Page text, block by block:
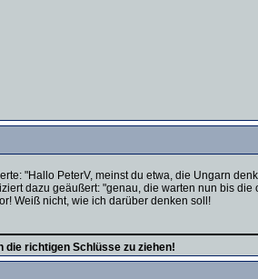
"Hallo PeterV, meinst du etwa, die Ungarn
dazu geäußert: "genau, die warten nun bis
Weiß nicht, wie ich darüber denken soll!
die richtigen Schlüsse zu ziehen!